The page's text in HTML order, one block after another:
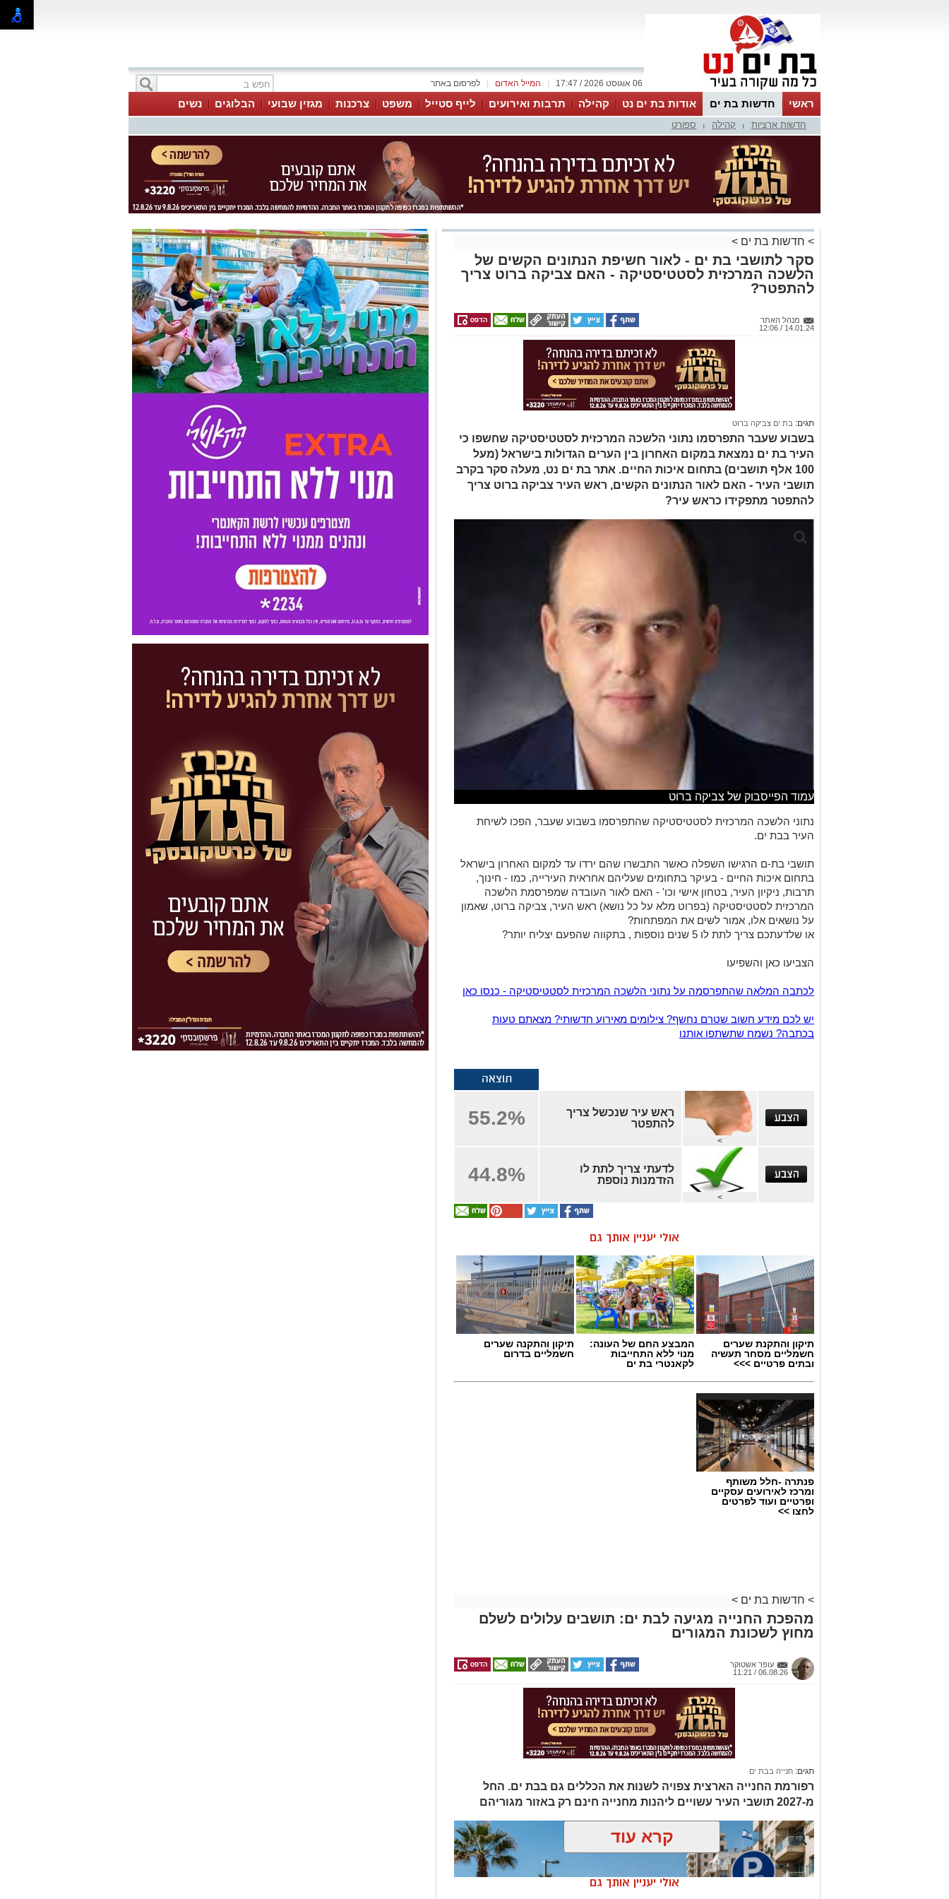
לפרסום באתר המייל האדום 06 אוגוסט 2026 / 17:47
ראשי חדשות בת ים אודות בת ים נט קהילה תרבות ואירועים לייף סטייל משפט צרכנות מגזין שבועי הבלוגים נשים
חדשות ארציות קהילה ספורט
> חדשות בת ים >
סקר לתושבי בת ים - לאור חשיפת הנתונים הקשים של
הלשכה המרכזית לסטטיסטיקה - האם צביקה ברוט צריך
להתפטר?
מנהל האתר
14.01.24 / 12:06
תגים: בת ים צביקה ברוט
בשבוע שעבר התפרסמו נתוני הלשכה המרכזית לסטטיסטיקה שחשפו כי
העיר בת ים נמצאת במקום האחרון בין הערים הגדולות בישראל (מעל
100 אלף תושבים) בתחום איכות החיים. אתר בת ים נט, מעלה סקר בקרב
תושבי העיר - האם לאור הנתונים הקשים, ראש העיר צביקה ברוט צריך
להתפטר מתפקידו כראש עיר?
עמוד הפייסבוק של צביקה ברוט
נתוני הלשכה המרכזית לסטטיסטיקה שהתפרסמו בשבוע שעבר, הפכו לשיחת
העיר בבת ים.
תושבי בת-ם הרגישו השפלה כאשר התבשרו שהם ירדו עד למקום האחרון בישראל
בתחום איכות החיים - בעיקר בתחומים שעליהם אחראית העירייה, כמו - חינוך,
תרבות, ניקיון העיר, בטחון אישי וכו' - האם לאור העובדה שמפרסמת הלשכה
המרכזית לסטטיסטיקה (בפרוט מלא על כל נושא) ראש העיר, צביקה ברוט, שאמון
על נושאים אלו, אמור לשים את המפתחות?
או שלדעתכם צריך לתת לו 5 שנים נוספות , בתקווה שהפעם יצליח יותר?
הצביעו כאן והשפיעו
לכתבה המלאה שהתפרסמה על נתוני הלשכה המרכזית לסטטיסטיקה - כנסו כאן
יש לכם מידע חשוב שטרם נחשף? צילומים מאירוע חדשותי? מצאתם טעות
בכתבה? נשמח שתשתפו אותנו
תוצאה
>
ראש עיר שנכשל צריך
להתפטר
55.2%
>
לדעתי צריך לתת לו
הזדמנות נוספת
44.8%
אולי יעניין אותך גם
תיקון והתקנת שערים
חשמליים מסחר תעשיה
ובתים פרטיים >>>
המבצע החם של העונה:
מנוי ללא התחייבות
לקאנטרי בת ים
תיקון והתקנה שערים
חשמליים בדרום
פנתרה -חלל משותף
ומרכז לאירועים עסקיים
ופרטיים ועוד לפרטים
לחצו >>
> חדשות בת ים >
מהפכת החנייה מגיעה לבת ים: תושבים עלולים לשלם
מחוץ לשכונת המגורים
עופר אשטוקר
06.08.26 / 11:21
תגים: חנייה בבת ים
רפורמת החנייה הארצית צפויה לשנות את הכללים גם בבת ים. החל
מ-2027 תושבי העיר עשויים ליהנות מחנייה חינם רק באזור מגוריהם
קרא עוד
אולי יעניין אותך גם